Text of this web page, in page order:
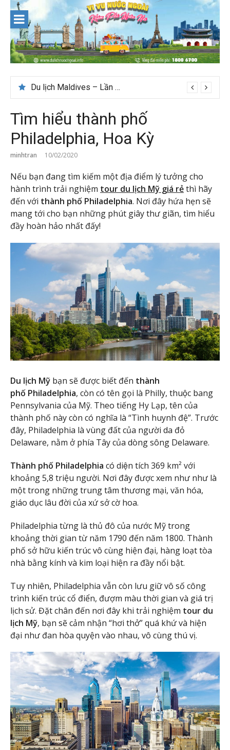
content
Du lịch Maldives – Lần đầu nên đi đâu, chơi gì?
Tìm hiểu thành phố
Philadelphia, Hoa Kỳ
minhtran 10/02/2020
Nếu bạn đang tìm kiếm một địa điểm lý tưởng cho
hành trình trải nghiệm tour du lịch Mỹ giá rẻthì hãy
đến với thành phố Philadelphia. Nơi đây hứa hẹn sẽ
mang tới cho bạn những phút giây thư giãn, tìm hiểu
đầy hoàn hảo nhất đấy!
Du lịch Mỹ bạn sẽ được biết đến thành
phố Philadelphia, còn có tên gọi là Philly, thuộc bang
Pennsylvania của Mỹ. Theo tiếng Hy Lạp, tên của
thành phố này còn có nghĩa là “Tình huynh đệ”. Trước
đây, Philadelphia là vùng đất của người da đỏ
Delaware, nằm ở phía Tây của dòng sông Delaware.
Thành phố Philadelphia có diện tích 369 km² với
khoảng 5,8 triệu người. Nơi đây được xem như như là
một trong những trung tâm thương mại, văn hóa,
giáo dục lâu đời của xứ sở cờ hoa.
Philadelphia từng là thủ đô của nước Mỹ trong
khoảng thời gian từ năm 1790 đến năm 1800. Thành
phố sở hữu kiến trúc vô cùng hiện đại, hàng loạt tòa
nhà bằng kính và kim loại hiện ra đầy nổi bật.
Tuy nhiên, Philadelphia vẫn còn lưu giữ vô số công
trình kiến trúc cổ điển, đượm màu thời gian và giá trị
lịch sử. Đặt chân đến nơi đây khi trải nghiệm tour du
lịch Mỹ, bạn sẽ cảm nhận “hơi thở” quá khứ và hiện
đại như đan hòa quyện vào nhau, vô cùng thú vị.